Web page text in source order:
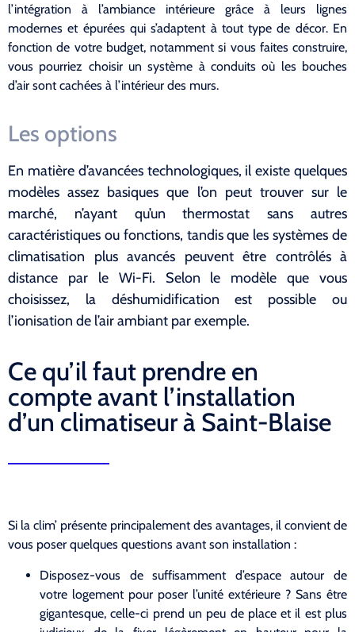
l’intégration à l’ambiance intérieure grâce à leurs lignes
modernes et épurées qui s’adaptent à tout type de décor. En
fonction de votre budget, notamment si vous faites construire,
vous pourriez choisir un système à conduits où les bouches
d’air sont cachées à l’intérieur des murs.
Les options
En matière d’avancées technologiques, il existe quelques
modèles assez basiques que l’on peut trouver sur le
marché, n’ayant qu’un thermostat sans autres
caractéristiques ou fonctions, tandis que les systèmes de
climatisation plus avancés peuvent être contrôlés à
distance par le Wi-Fi. Selon le modèle que vous
choisissez, la déshumidification est possible ou
l’ionisation de l’air ambiant par exemple.
Ce qu’il faut prendre en
compte avant l’installation
d’un climatiseur à Saint-Blaise
Si la clim’ présente principalement des avantages, il convient de
vous poser quelques questions avant son installation :
Disposez-vous de suffisamment d’espace autour de
votre logement pour poser l’unité extérieure ? Sans être
gigantesque, celle-ci prend un peu de place et il est plus